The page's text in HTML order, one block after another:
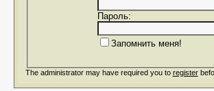
Пароль:
Запомнить меня!
The administrator may have required you to register